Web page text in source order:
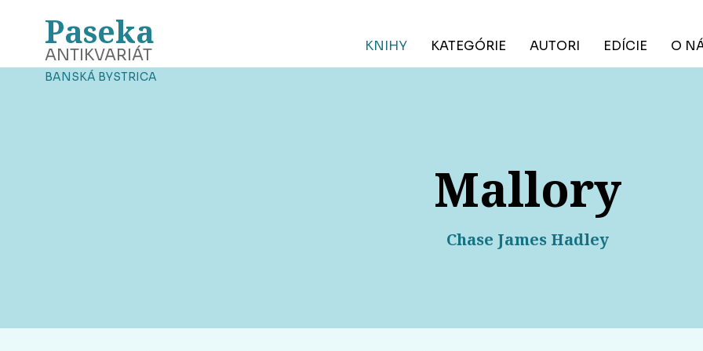
Paseka
ANTIKVARIÁT
BANSKÁ BYSTRICA
KNIHY KATEGÓRIE AUTORI EDÍCIE O
Mallory
Chase James Hadley